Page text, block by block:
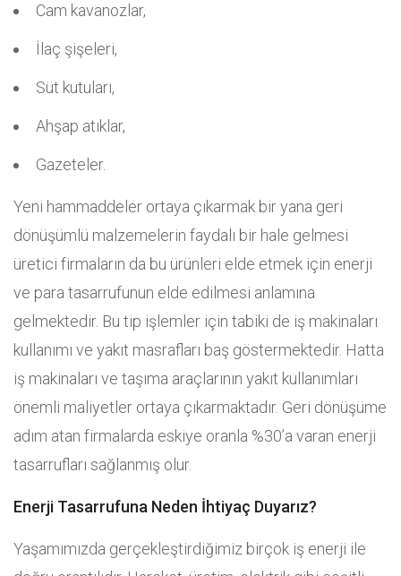
Cam kavanozlar,
İlaç şişeleri,
Süt kutuları,
Ahşap atıklar,
Gazeteler.
Yeni hammaddeler ortaya çıkarmak bir yana geri
dönüşümlü malzemelerin faydalı bir hale gelmesi
üretici firmaların da bu ürünleri elde etmek için enerji
ve para tasarrufunun elde edilmesi anlamına
gelmektedir. Bu tip işlemler için tabiki de iş makinaları
kullanımı ve yakıt masrafları baş göstermektedir. Hatta
iş makinaları ve taşıma araçlarının yakıt kullanımları
önemli maliyetler ortaya çıkarmaktadır. Geri dönüşüme
adım atan firmalarda eskiye oranla %30’a varan enerji
tasarrufları sağlanmış olur.
Enerji Tasarrufuna Neden İhtiyaç Duyarız?
Yaşamımızda gerçekleştirdiğimiz birçok iş enerji ile